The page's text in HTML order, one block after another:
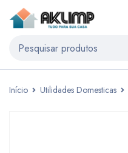
Início Utilidades Domesticas